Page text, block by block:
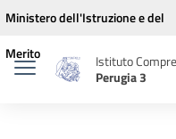
Vai ai contenuti
Vai al menu di navigazione
Vai al footer
Ministero dell'Istruzione e del
Merito
Istituto
Perugia 3